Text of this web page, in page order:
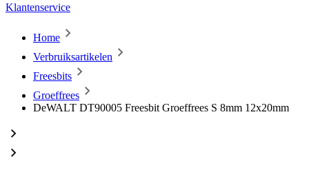
Klantenservice
Home
Verbruiksartikelen
Freesbits
Groeffrees
DeWALT DT90005 Freesbit Groeffrees S 8mm 12x20mm